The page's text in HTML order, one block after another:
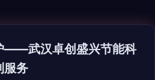
——武汉卓创盛兴节能科
服务